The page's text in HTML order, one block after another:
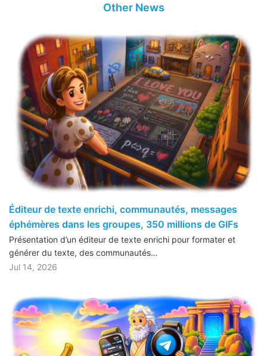
Other News
Éditeur de texte enrichi, communautés, messages
éphémères dans les groupes, 350 millions de GIFs
Présentation d’un éditeur de texte enrichi pour formater et
générer du texte, des communautés…
Jul 14, 2026